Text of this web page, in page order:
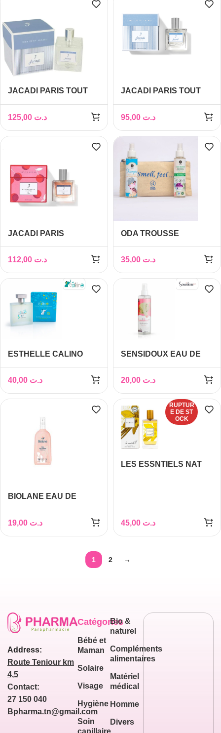
JACADI PARIS TOUT
100ML
د.ت
JACADI PARIS TOUT
50ML
د.ت
JACADI PARIS
PETITE CERISE EDT
100 ML
د.ت
ODA TROUSSE
BRUME
د.ت
ESTHELLE CALINO
PARFUMEE 50 ML
د.ت
SENSIDOUX EAU DE
د.ت
BIOLANE EAU DE
200ML
د.ت
RUPTUR
E DE ST
OCK
LES ESSNTIELS NAT
د.ت
1 2 →
Address:
Route Teniour km
4,5
Contact:
27 150 040
Bpharma.tn@gmail.com
Catégories
Bébé et
Maman
Solaire
Visage
Hygiène
Soin
capillaire
Bio &
naturel
Compléments
alimentaires
Matériel
médical
Homme
Divers